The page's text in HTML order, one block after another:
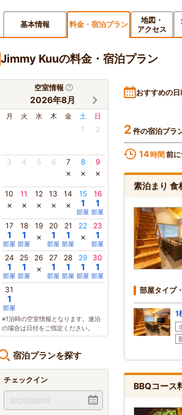
基本情報 料金・宿泊プラン
地図・
アクセス
Jimmy Kuuの料金・宿泊プラン
空室情報
2026年8月
月 火 水 木 金 土 日
1 2
3 4 5 6 7
×
8
×
9
×
10
×
11
×
12
×
13
×
14
×
15
1
部屋
16
1
部屋
17
1
部屋
18
1
部屋
19
×
20
1
部屋
21
1
部屋
22
×
23
1
部屋
24
1
部屋
25
1
部屋
26
×
27
1
部屋
28
1
部屋
29
1
部屋
30
1
部屋
31
1
部屋
※1泊時の空室情報となります。連泊
の場合は日付をご指定ください。
宿泊プランを探す
チェックイン
おすすめの日
2 件の宿泊プラ
14時間 前
素泊まり 食
部屋タイプ
1
BBQコース